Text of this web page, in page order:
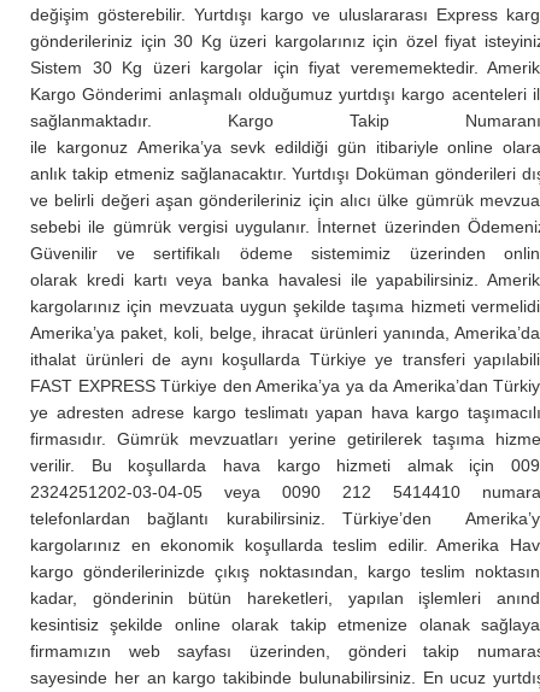
değişim gösterebilir. Yurtdışı kargo ve uluslararası Express
gönderileriniz için 30 Kg üzeri kargolarınız için özel fiyat
Sistem 30 Kg üzeri kargolar için fiyat verememektedir.
Kargo Gönderimi anlaşmalı olduğumuz yurtdışı kargo acenteleri
sağlanmaktadır. Kargo Takip
ile kargonuz Amerika’ya sevk edildiği gün itibariyle online
anlık takip etmeniz sağlanacaktır. Yurtdışı Doküman gönderileri
ve belirli değeri aşan gönderileriniz için alıcı ülke gümrük
sebebi ile gümrük vergisi uygulanır. İnternet üzerinden
Güvenilir ve sertifikalı ödeme sistemimiz üzerinden
olarak kredi kartı veya banka havalesi ile yapabilirsiniz.
kargolarınız için mevzuata uygun şekilde taşıma hizmeti
Amerika’ya paket, koli, belge, ihracat ürünleri yanında,
ithalat ürünleri de aynı koşullarda Türkiye ye transferi
FAST EXPRESS Türkiye den Amerika’ya ya da Amerika’dan
ye adresten adrese kargo teslimatı yapan hava kargo
firmasıdır. Gümrük mevzuatları yerine getirilerek taşıma
verilir. Bu koşullarda hava kargo hizmeti almak için
2324251202-03-04-05 veya 0090 212 5414410
telefonlardan bağlantı kurabilirsiniz. Türkiye’den
kargolarınız en ekonomik koşullarda teslim edilir. Amerika
kargo gönderilerinizde çıkış noktasından, kargo teslim
kadar, gönderinin bütün hareketleri, yapılan işlemleri
kesintisiz şekilde online olarak takip etmenize olanak
firmamızın web sayfası üzerinden, gönderi takip
sayesinde her an kargo takibinde bulunabilirsiniz. En ucuz